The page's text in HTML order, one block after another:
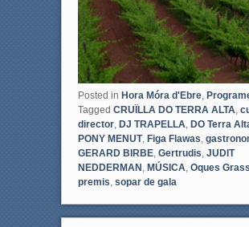
Posted in Hora Móra d'Ebre,
Tagged CRUÏLLA DO TERRA ALTA,
director, DJ TRAPELLA, DO Terra
PONY MENUT, Figa Flawas,
GERARD BIRBE, Gertrudis, JUDIT
NEDDERMAN , MÚSICA, Oques
premis, sopar de gala